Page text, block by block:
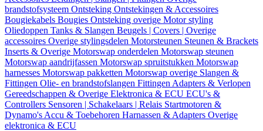
brandstofsysteem Ontsteking Ontstekingen & Accessoires
Bougiekabels Bougies Ontsteking overige Motor styling
Oliedoppen Tanks & Slangen Beugels | Covers | Overige
accessoires Overige stylingsdelen Motorsteunen Steunen & Brackets
Inserts & Overige Motorswap onderdelen Motorswap steunen
Motorswap aandrijfassen Motorswap spruitstukken Motorswap
harnesses Motorswap pakketten Motorswap overige Slangen &
Fittingen Olie- en brandstofslangen Fittingen Adapters & Verlopen
Gereedschappen & Overige Elektronica & ECU ECU's &
Controllers Sensoren | Schakelaars | Relais Startmotoren &
Dynamo's Accu & Toebehoren Harnassen & Adapters Overige
elektronica & ECU